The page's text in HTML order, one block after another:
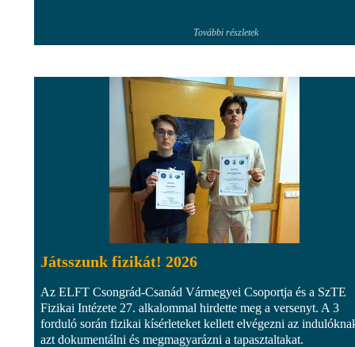
További részletek
Játsszunk fizikát! 2026
Az ELFT Csongrád-Csanád Vármegyei Csoportja és a SzTE
Fizikai Intézete 27. alkalommal hirdette meg a versenyt. A 3
forduló során fizikai kísérleteket kellett elvégezni az
azt dokumentálni és megmagyarázni a tapasztaltakat.